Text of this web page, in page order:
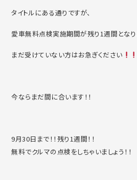
タイトルにある通りですが、
愛車無料点検実施期間が残り1週間とな
まだ受けていない方はお急ぎください
今ならまだ間に合います！！
9月30日まで！！残り1週間！！
無料でクルマの点検をしちゃいましょう！！